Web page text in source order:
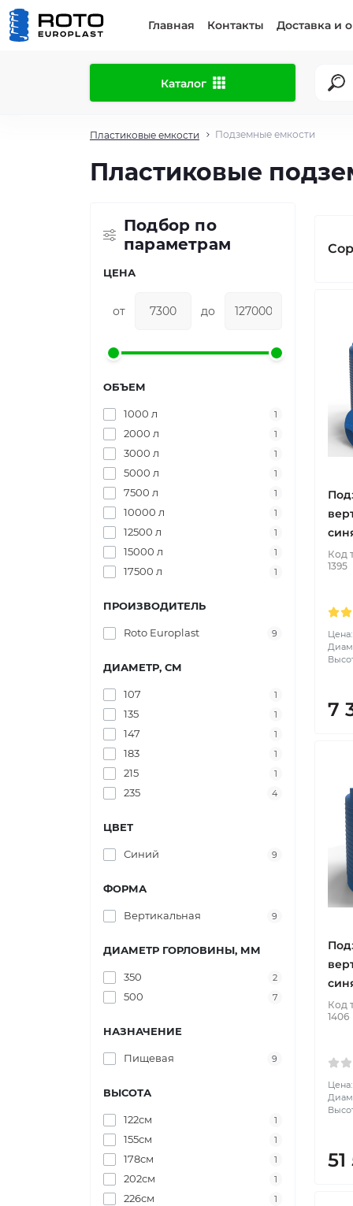
Главная Контакты Доставка и
Каталог
Пластиковые емкости Подземные емкости
Пластиковые
Подбор по
параметрам
ЦЕНА
от до
ОБЪЕМ
1000 л 1
2000 л 1
3000 л 1
5000 л 1
7500 л 1
10000 л 1
12500 л 1
15000 л 1
17500 л 1
ПРОИЗВОДИТЕЛЬ
Roto Europlast 9
ДИАМЕТР, СМ
107 1
135 1
147 1
183 1
215 1
235 4
ЦВЕТ
Синий 9
ФОРМА
Вертикальная 9
ДИАМЕТР ГОРЛОВИНЫ, ММ
350 2
500 7
НАЗНАЧЕНИЕ
Пищевая 9
ВЫСОТА
122см 1
155см 1
178см 1
202см 1
226см 1
Код
1395
7
Код
1406